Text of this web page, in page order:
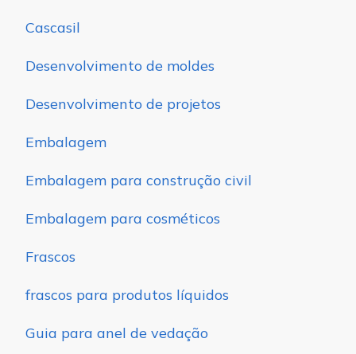
Cascasil
Desenvolvimento de moldes
Desenvolvimento de projetos
Embalagem
Embalagem para construção civil
Embalagem para cosméticos
Frascos
frascos para produtos líquidos
Guia para anel de vedação